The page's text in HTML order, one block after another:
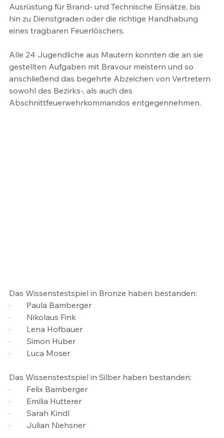
Ausrüstung für Brand- und Technische Einsätze, bis
hin zu Dienstgraden oder die richtige Handhabung
eines tragbaren Feuerlöschers.
Alle 24 Jugendliche aus Mautern konnten die an sie
gestellten Aufgaben mit Bravour meistern und so
anschließend das begehrte Abzeichen von Vertretern
sowohl des Bezirks-, als auch des
Abschnittfeuerwehrkommandos entgegennehmen.
Das Wissenstestspiel in Bronze haben bestanden:
·        Paula Bamberger
·        Nikolaus Fink
·        Lena Hofbauer
·        Simon Huber
·        Luca Moser
Das Wissenstestspiel in Silber haben bestanden:
·        Felix Bamberger
·        Emilia Hutterer
·        Sarah Kindl
·        Julian Niehsner